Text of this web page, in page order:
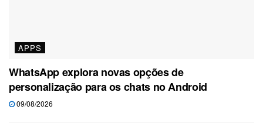
APPS
WhatsApp explora novas opções de
personalização para os chats no Android
09/08/2026